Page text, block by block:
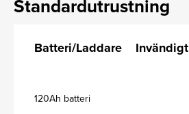
Standardutrustning
Batteri/Laddare Invändigt
120Ah batteri